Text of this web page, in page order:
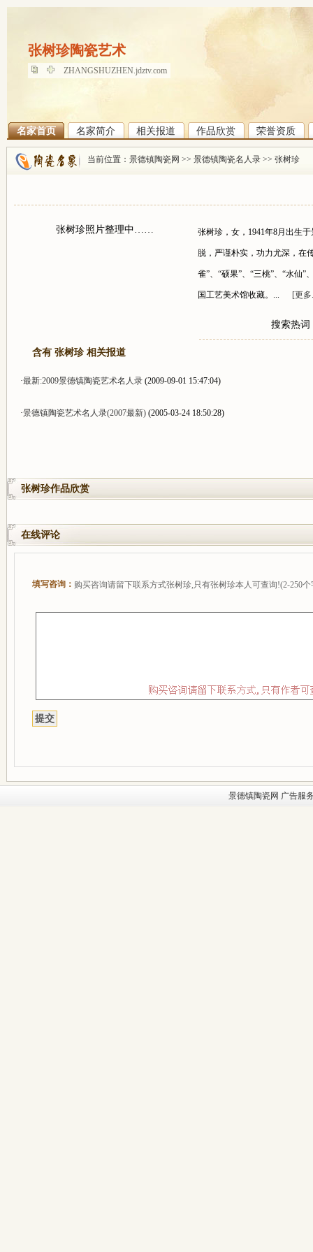
张树珍陶瓷艺术
张树珍陶瓷艺术
ZHANGSHUZHEN.jdztv.com
名家首页 名家简介 相关报道 作品欣赏 荣誉资质
当前位置： 景德镇陶瓷网 >> 景德镇陶瓷名人录 >> 张树珍
张树珍照片整理中…… 张树珍，女，1941年8月出生
脱，严谨朴实，功力尤深，在
雀”、“硕果”、“三桃”、“水仙
国工艺美术馆收藏。... [更
搜索热词
含有 张树珍 相关报道
·最新:2009景德镇陶瓷艺术名人录 (2009-09-01 15:47:04)
·景德镇陶瓷艺术名人录(2007最新) (2005-03-24 18:50:28)
张树珍作品欣赏
在线评论
填写咨询： 购买咨询请留下联系方式张树珍,只有张树珍本人可查询!(2-250个
景德镇陶瓷网 广告服